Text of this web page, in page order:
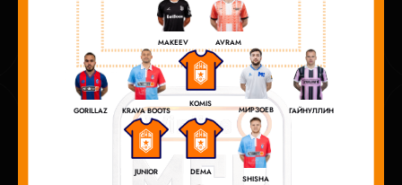
MAKEEV AVRAM
GORILLAZ KRAVA BOOTS
KOMIS
МИРЗОЕВ ГАЙНУЛЛИН
JUNIOR DEMA
SHISHA